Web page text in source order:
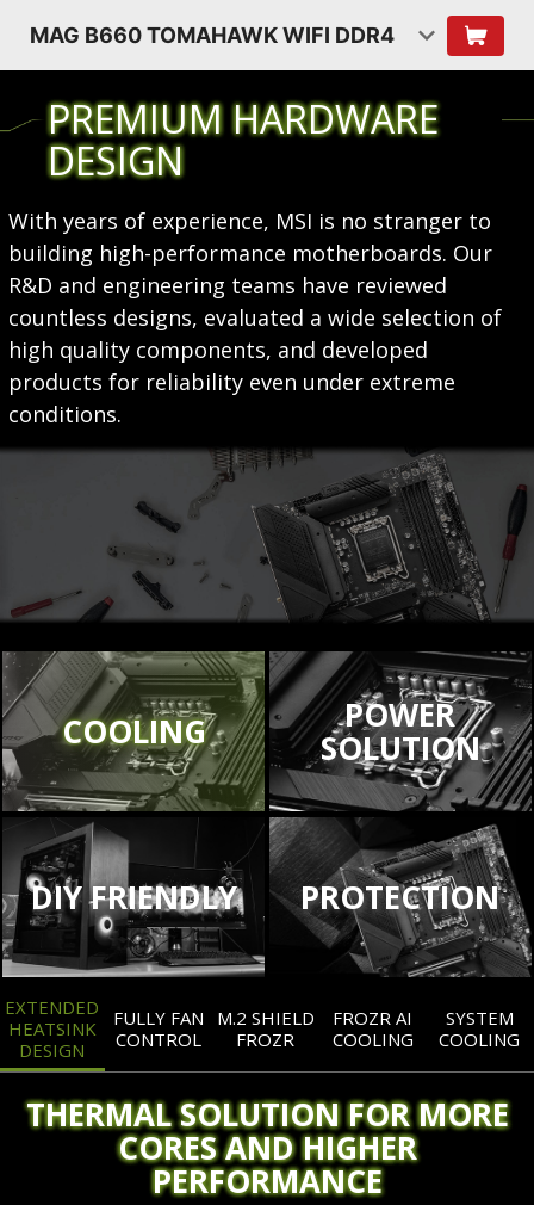
MAG B660 TOMAHAWK WIFI DDR4
PREMIUM HARDWARE
DESIGN
With years of experience, MSI is no stranger to
building high-performance motherboards. Our
R&D and engineering teams have reviewed
countless designs, evaluated a wide selection of
high quality components, and developed
products for reliability even under extreme
conditions.
COOLING POWER
SOLUTION
DIY FRIENDLY PROTECTION
EXTENDED
HEATSINK
DESIGN
FULLY FAN
CONTROL
M.2 SHIELD
FROZR
FROZR AI
COOLING
SYSTEM
COOLING
THERMAL SOLUTION FOR MORE
CORES AND HIGHER
PERFORMANCE